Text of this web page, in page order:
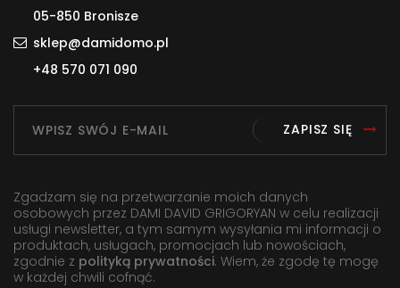
05-850 Bronisze
sklep@damidomo.pl
+48 570 071 090
ZAPISZ SIĘ
Zgadzam się na przetwarzanie moich danych
osobowych przez DAMI DAVID GRIGORYAN w celu realizacji
usługi newsletter, a tym samym wysyłania mi informacji o
produktach, usługach, promocjach lub nowościach,
zgodnie z polityką prywatności. Wiem, że zgodę tę mogę
w każdej chwili cofnąć.